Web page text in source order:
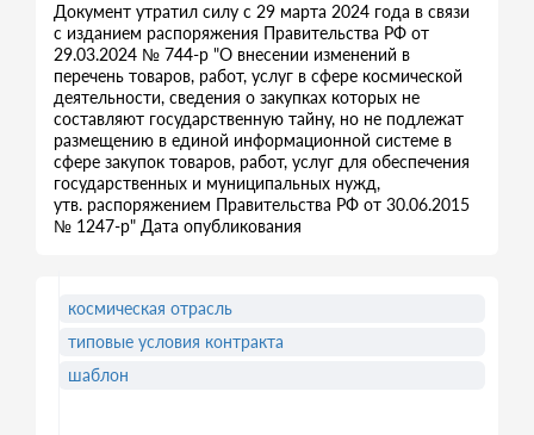
Документ утратил силу с 29 марта 2024 года в связи
с изданием распоряжения Правительства РФ от
29.03.2024 № 744-р "О внесении изменений в
перечень товаров, работ, услуг в сфере космической
деятельности, сведения о закупках которых не
составляют государственную тайну, но не подлежат
размещению в единой информационной системе в
сфере закупок товаров, работ, услуг для обеспечения
государственных и муниципальных нужд,
утв. распоряжением Правительства РФ от 30.06.2015
№ 1247-р" Дата опубликования
космическая отрасль
типовые условия контракта
шаблон